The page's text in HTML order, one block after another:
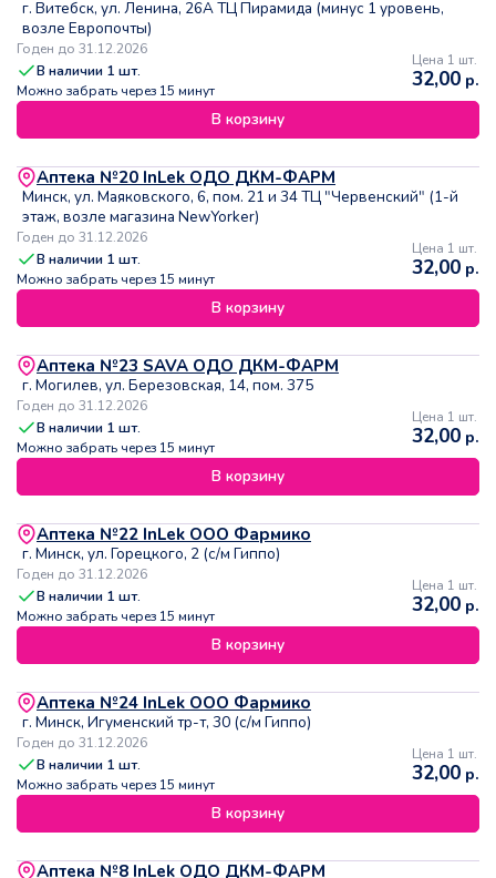
г. Витебск, ул. Ленина, 26А ТЦ Пирамида (минус 1 уровень,
возле Европочты)
Годен до 31.12.2026
В наличии 1 шт.
Можно забрать через 15 минут
Цена 1 шт.
32,00 р.
В корзину
Аптека №20 InLek ОДО ДКМ-ФАРМ
Минск, ул. Маяковского, 6, пом. 21 и 34 ТЦ "Червенский" (1-й
этаж, возле магазина NewYorker)
Годен до 31.12.2026
В наличии 1 шт.
Можно забрать через 15 минут
Цена 1 шт.
32,00 р.
В корзину
Аптека №23 SAVA ОДО ДКМ-ФАРМ
г. Могилев, ул. Березовская, 14, пом. 375
Годен до 31.12.2026
В наличии 1 шт.
Можно забрать через 15 минут
Цена 1 шт.
32,00 р.
В корзину
Аптека №22 InLek ООО Фармико
г. Минск, ул. Горецкого, 2 (с/м Гиппо)
Годен до 31.12.2026
В наличии 1 шт.
Можно забрать через 15 минут
Цена 1 шт.
32,00 р.
В корзину
Аптека №24 InLek ООО Фармико
г. Минск, Игуменский тр-т, 30 (с/м Гиппо)
Годен до 31.12.2026
В наличии 1 шт.
Можно забрать через 15 минут
Цена 1 шт.
32,00 р.
В корзину
Аптека №8 InLek ОДО ДКМ-ФАРМ